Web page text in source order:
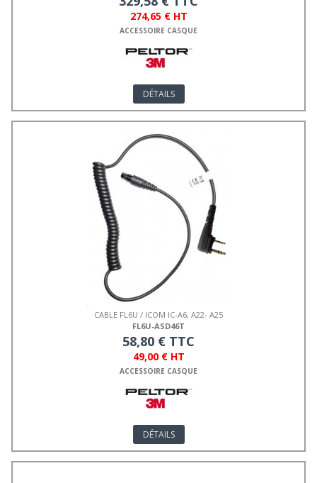
274,65 € HT
ACCESSOIRE CASQUE
DÉTAILS
CABLE FL6U / ICOM IC-A6, A22- A25
FL6U-ASD46T
58,80 € TTC
49,00 € HT
ACCESSOIRE CASQUE
DÉTAILS